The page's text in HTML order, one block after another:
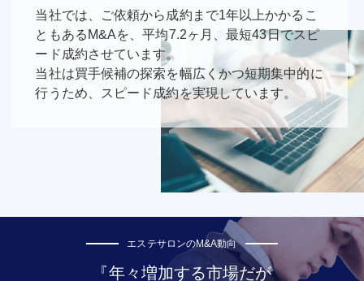
当社では、ご依頼から成約まで1年以上かかるこ
ともあるM&Aを、平均7.2ヶ月、最短43日でスピ
ード成約させています。
当社は買手候補の探索を幅広くかつ短期集中的に
行うため、スピード成約を実現しています。
エステサロンのM&A動向
『年々増加する市場だが